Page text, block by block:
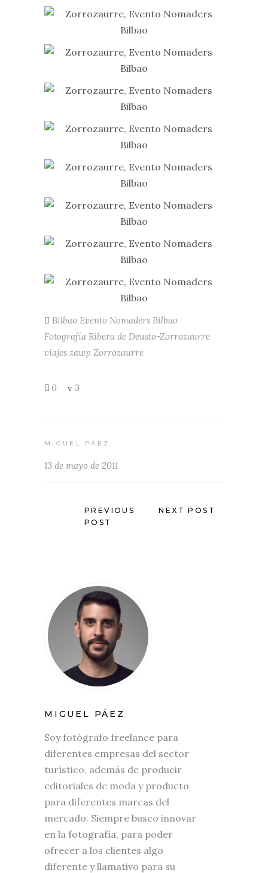
Bilbao Evento Nomaders Bilbao
Fotografía Ribera de Deusto-Zorrozaurre
viajes zawp Zorrozaurre
0 3
MIGUEL PÁEZ
13 de mayo de 2011
PREVIOUS
POST
NEXT POST
MIGUEL PÁEZ
Soy fotógrafo freelance para
diferentes empresas del sector
turístico, además de producir
editoriales de moda y producto
para diferentes marcas del
mercado. Siempre busco innovar
en la fotografía, para poder
ofrecer a los clientes algo
diferente y llamativo para su